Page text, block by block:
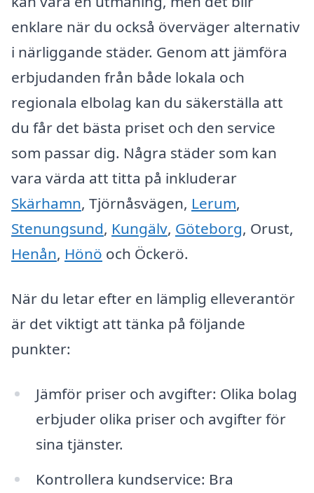
enklare när du också överväger alternativ
i närliggande städer. Genom att jämföra
erbjudanden från både lokala och
regionala elbolag kan du säkerställa att
du får det bästa priset och den service
som passar dig. Några städer som kan
vara värda att titta på inkluderar
Skärhamn, Tjörnåsvägen, Lerum,
Stenungsund, Kungälv, Göteborg, Orust,
Henån, Hönö och Öckerö.
När du letar efter en lämplig elleverantör
är det viktigt att tänka på följande
punkter:
Jämför priser och avgifter: Olika bolag
erbjuder olika priser och avgifter för
sina tjänster.
Kontrollera kundservice: Bra